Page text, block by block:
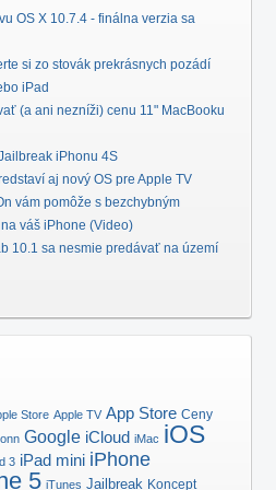
OS X 10.7.4 - finálna verzia sa
si zo stovák prekrásnych pozádí
iPad
(a ani nezníži) cenu 11" MacBooku
iPhonu 4S
aj nový OS pre Apple TV
vám pomôže s bezchybným
váš iPhone (Video)
10.1 sa nesmie predávať na území
Store Apple TV App Store Ceny
Google iCloud iMac iOS
3 iPad mini iPhone
5 iTunes Jailbreak Koncept